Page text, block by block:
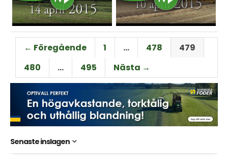
← Föregående 1 … 478
479
480
… 495 Nästa →
Senaste inslagen